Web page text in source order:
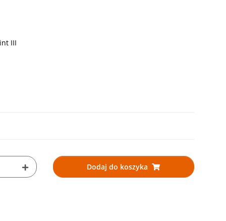
III
Dodaj do koszyka